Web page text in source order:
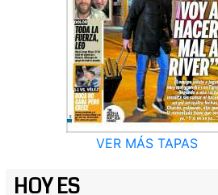
VER MÁS TAPAS
HOY ES